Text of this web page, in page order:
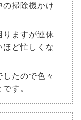
の掃除機かけ
りますが連休
ほど忙しくな
たので色々
す。